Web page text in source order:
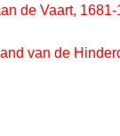
de Vaart,
van de